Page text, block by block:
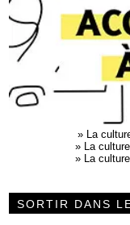
» La
» La
» La
SORTIR DANS